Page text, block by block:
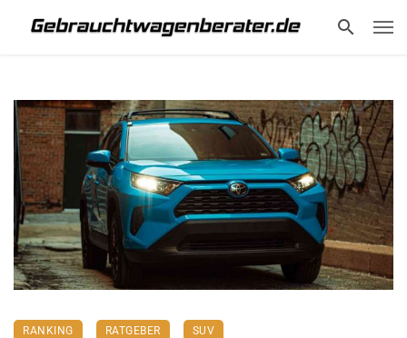
RANKING RATGEBER SUV